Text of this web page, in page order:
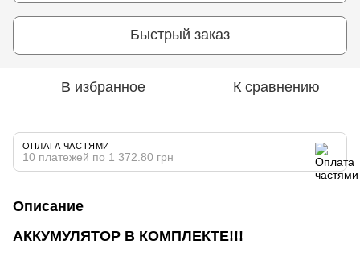
Быстрый заказ
В избранное К сравнению
ОПЛАТА ЧАСТЯМИ
10 платежей по 1 372.80 грн
Описание
АККУМУЛЯТОР В КОМПЛЕКТЕ!!!